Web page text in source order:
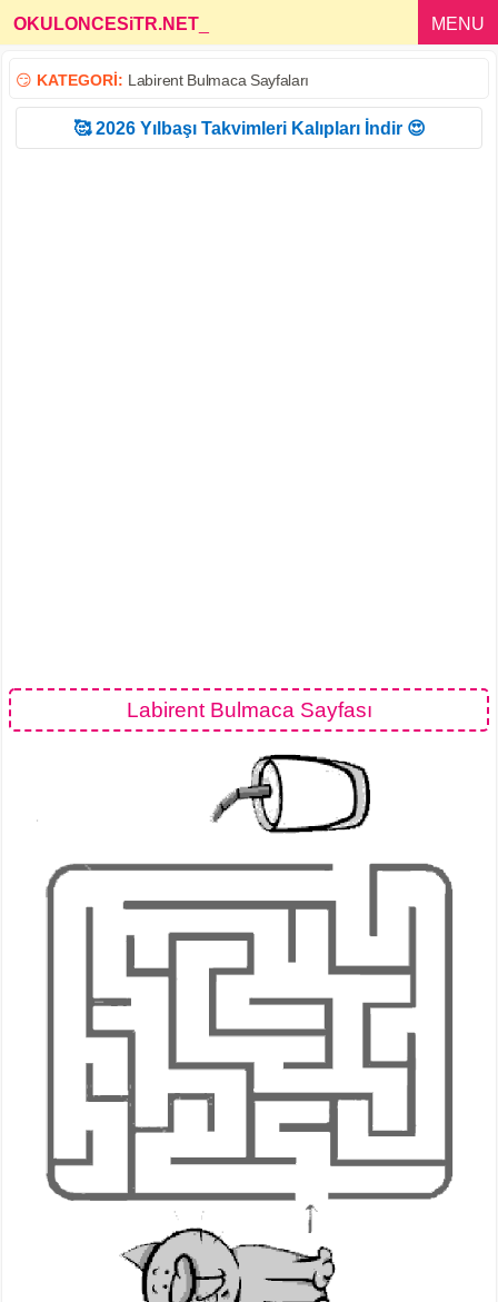
OKULONCESiTR.NET MENU
😏 KATEGORİ: Labirent Bulmaca Sayfaları
🥰 2026 Yılbaşı Takvimleri Kalıpları İndir 😍
Labirent Bulmaca Sayfası